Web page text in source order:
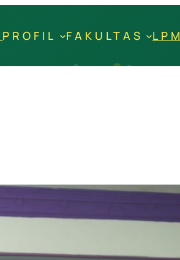
PROFIL FAKULTAS LPM